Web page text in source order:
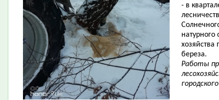
- в
натурного
береза.
Работы